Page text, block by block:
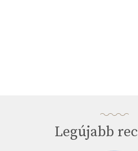
Legújabb